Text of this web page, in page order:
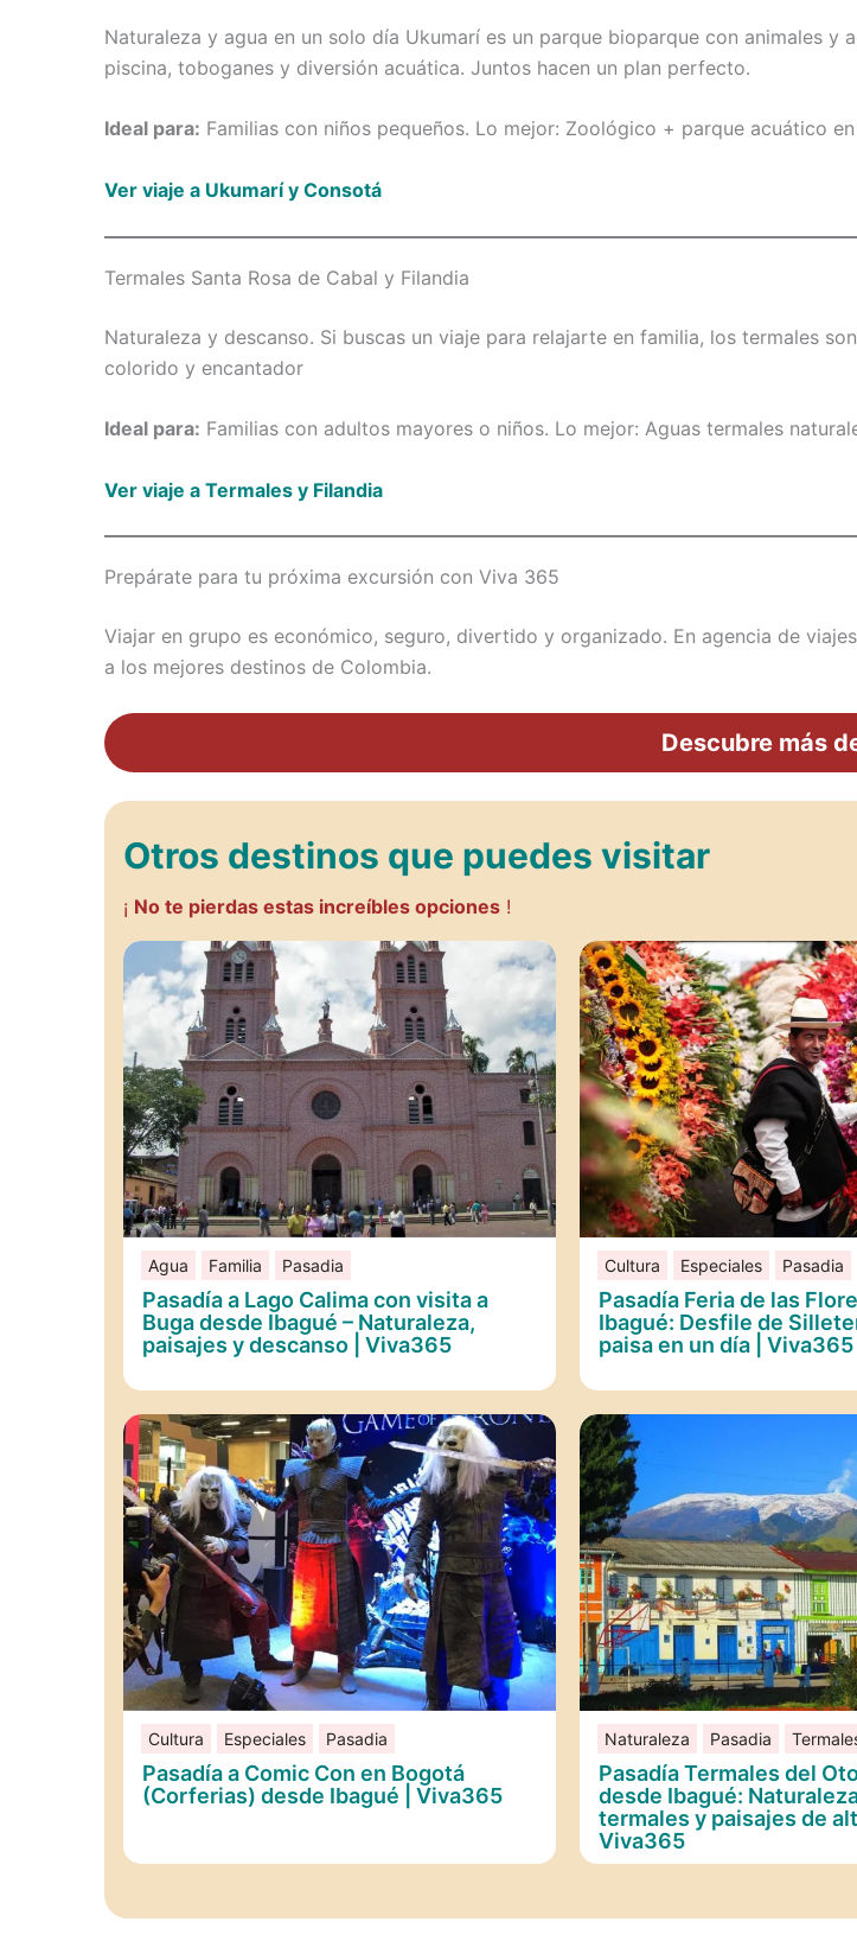
Naturaleza y agua en un solo día Ukumarí es un parque bioparque con animales
piscina, toboganes y diversión acuática. Juntos hacen un plan perfecto.
Ideal para: Familias con niños pequeños. Lo mejor: Zoológico + parque acuático
Ver viaje a Ukumarí y Consotá
Termales Santa Rosa de Cabal y Filandia
Naturaleza y descanso. Si buscas un viaje para relajarte en familia, los termales
colorido y encantador
Ideal para: Familias con adultos mayores o niños. Lo mejor: Aguas termales
Ver viaje a Termales y Filandia
Prepárate para tu próxima excursión con Viva 365
Viajar en grupo es económico, seguro, divertido y organizado. En agencia de
a los mejores destinos de Colombia.
Descubre más
Otros destinos que puedes visitar
¡ No te pierdas estas increíbles opciones !
Agua Familia Pasadia
Pasadía a Lago Calima con visita a
Buga desde Ibagué – Naturaleza,
paisajes y descanso | Viva365
Cultura Especiales Pasadia
Pasadía Feria de las
Ibagué: Desfile de
paisa en un día | Viva365
Cultura Especiales Pasadia
Pasadía a Comic Con en Bogotá
(Corferias) desde Ibagué | Viva365
Naturaleza Pasadia
Pasadía Termales del
desde Ibagué:
termales y paisajes de
Viva365